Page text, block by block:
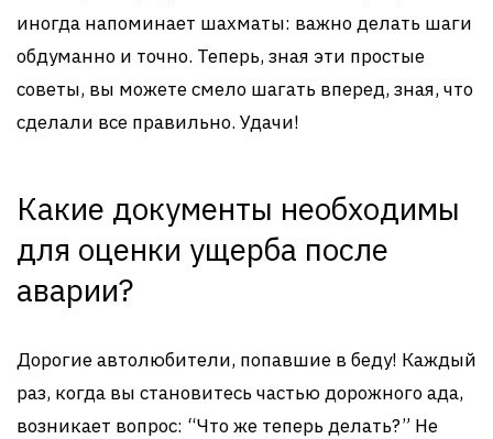
иногда напоминает шахматы: важно делать шаги
обдуманно и точно. Теперь, зная эти простые
советы, вы можете смело шагать вперед, зная, что
сделали все правильно. Удачи!
Какие документы необходимы
для оценки ущерба после
аварии?
Дорогие автолюбители, попавшие в беду! Каждый
раз, когда вы становитесь частью дорожного ада,
возникает вопрос: “Что же теперь делать?” Не